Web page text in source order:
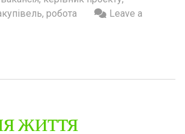
, робота
Leave a
життя